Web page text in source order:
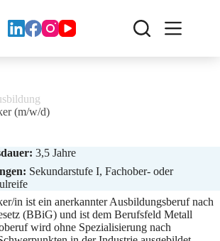
(m/w/d)
3,5 Jahre
Sekundarstufe I, Fachober- oder
in ist ein anerkannter Ausbildungsberuf nach
(BBiG) und ist dem Berufsfeld Metall
wird ohne Spezialisierung nach